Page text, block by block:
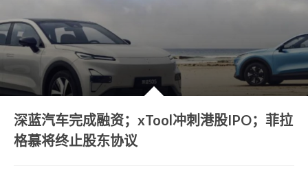
她资本 | FUND HER
她视觉 | HER LENS
她语录 | HER WORDS
深蓝汽车完成融资；xTool冲刺港股IPO；菲拉
格慕将终止股东协议